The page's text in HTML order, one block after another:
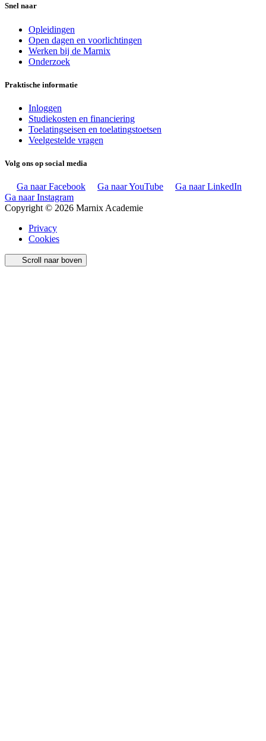
Snel naar
Opleidingen
Open dagen en voorlichtingen
Werken bij de Marnix
Onderzoek
Praktische informatie
Inloggen
Studiekosten en financiering
Toelatingseisen en toelatingstoetsen
Veelgestelde vragen
Volg ons op social media
Ga naar Facebook Ga naar YouTube
Ga naar LinkedIn
Ga naar Instagram
Copyright © 2026 Marnix Academie
Privacy
Cookies
Scroll naar boven